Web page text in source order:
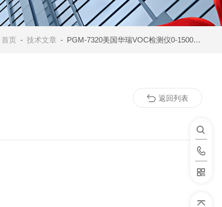
首页 -技术文章 - PGM-7320美国华瑞VOC检测仪0-15000ppm量程
返回列表